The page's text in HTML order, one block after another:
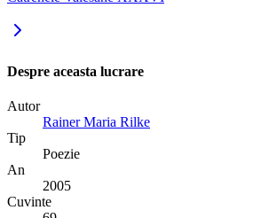
Despre aceasta lucrare
Autor
Rainer Maria Rilke
Tip
Poezie
An
2005
Cuvinte